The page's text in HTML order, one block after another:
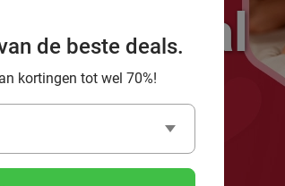
Deal
de beste deals.
kortingen tot wel 70%!